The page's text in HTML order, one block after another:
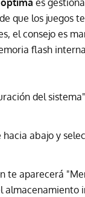
es
que los juegos
el consejo es
flash
del
hacia abajo y
te aparecerá
almacenamiento